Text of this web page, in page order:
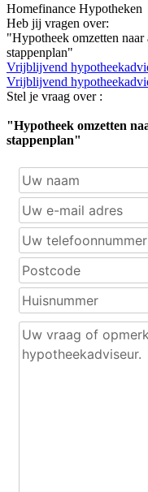
Homefinance Hypotheken
Heb jij vragen over:
"Hypotheek omzetten
stappenplan"
Vrijblijvend
Vrijblijvend
Stel je vraag over :
"Hypotheek omzetten
stappenplan"